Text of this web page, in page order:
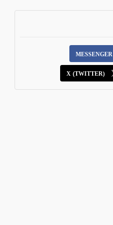
MESSENGER
X (TWITTER)